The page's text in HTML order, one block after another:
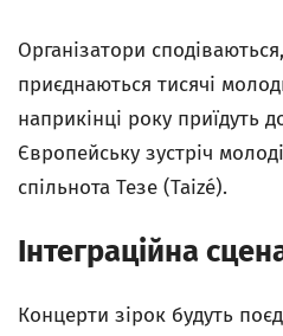
Організатори
приєднаються тисячі
наприкінці року приїдуть
Європейську зустріч
спільнота Тезе (Taizé).
Інтеграційна
Концерти зірок будуть